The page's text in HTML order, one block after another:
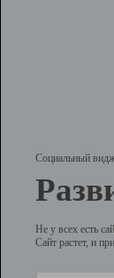
Социальный
Не у всех есть
Сайт растет, и